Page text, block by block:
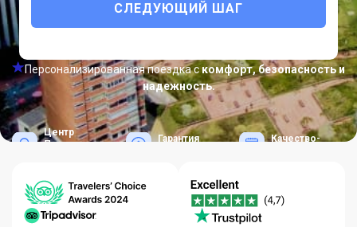
СЛЕДУЮЩИЙ ШАГ
Персонализированная поездка скомфорт, безопасность и
надежность.
Центр
Помощи
Гарантия
Качество-